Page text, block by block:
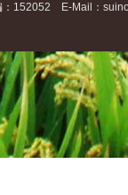
152052 E-Mail：